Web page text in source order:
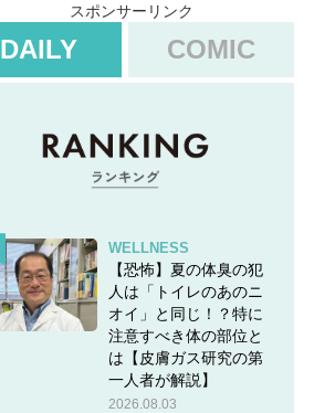
スポンサーリンク
DAILY COMIC
WELLNESS
【恐怖】夏の体臭の犯
人は「トイレのあのニ
オイ」と同じ！？特に
注意すべき体の部位と
は【皮膚ガス研究の第
一人者が解説】
2026.08.03